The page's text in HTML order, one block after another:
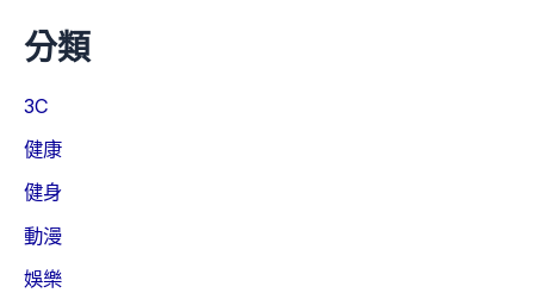
分類
3C
健康
健身
動漫
娛樂